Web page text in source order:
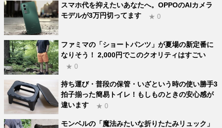
スマホ代を抑えたいあなたへ。OPPOのAIカメラ
モデルが3万円切ってます
★ 0
ファミマの「ショートパンツ」が夏場の新定番に
なりそう！ 2,000円でこのクオリティはすごい
★ 0
持ち運び・普段の保管・いざという時の使い勝手3
拍子揃った簡易トイレ！もしものときの安心感が
違います
★ 0
モンベルの「魔法みたいな折りたたみリュック」